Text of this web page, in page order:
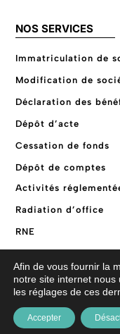
NOS SERVICES
Immatriculation de
Modification de
Déclaration des
Dépôt d’acte
Cessation de fonds
Dépôt de comptes
Activités
Radiation d’office
RNE
Suretés mobilières
2026Break-Out
Afin de vous fournir la
notre site internet nous
les réglages de ces
Accepter